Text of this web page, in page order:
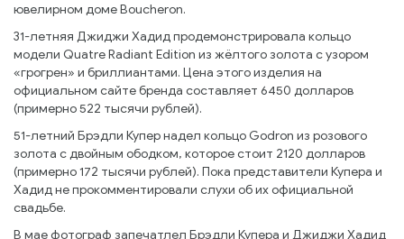
ювелирном доме Boucheron.
31-летняя Джиджи Хадид продемонстрировала кольцо
модели Quatre Radiant Edition из жёлтого золота с узором
«грогрен» и бриллиантами. Цена этого изделия на
официальном сайте бренда составляет 6450 долларов
(примерно 522 тысячи рублей).
51-летний Брэдли Купер надел кольцо Godron из розового
золота с двойным ободком, которое стоит 2120 долларов
(примерно 172 тысячи рублей). Пока представители Купера и
Хадид не прокомментировали слухи об их официальной
свадьбе.
В мае фотограф запечатлел Брэдли Купера и Джиджи Хадид